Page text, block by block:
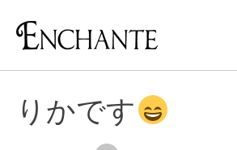
content
りかです